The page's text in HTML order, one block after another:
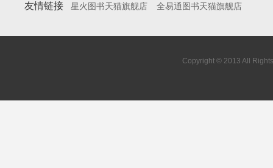
友情链接 星火图书天猫旗舰店 全易通图书天猫旗舰店
Copyright © 2013 All